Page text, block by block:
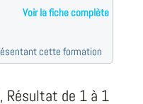
Voir la fiche complète
cette formation
Résultat de 1 à 1